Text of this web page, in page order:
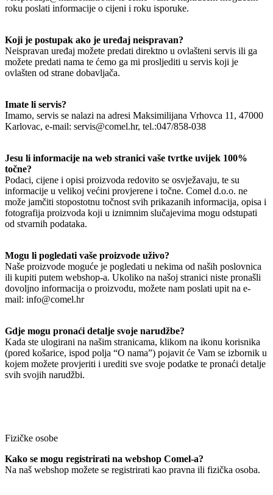
roku poslati informacije o cijeni i roku isporuke.
Koji je postupak ako je uređaj neispravan?
Neispravan uređaj možete predati direktno u ovlašteni servis ili ga
možete predati nama te ćemo ga mi prosljediti u servis koji je
ovlašten od strane dobavljača.
Imate li servis?
Imamo, servis se nalazi na adresi Maksimilijana Vrhovca 11, 47000
Karlovac, e-mail: servis@comel.hr, tel.:047/858-038
Jesu li informacije na web stranici vaše tvrtke uvijek 100%
točne?
Podaci, cijene i opisi proizvoda redovito se osvježavaju, te su
informacije u velikoj većini provjerene i točne. Comel d.o.o. ne
može jamčiti stopostotnu točnost svih prikazanih informacija, opisa i
fotografija proizvoda koji u iznimnim slučajevima mogu odstupati
od stvarnih podataka.
Mogu li pogledati vaše proizvode uživo?
Naše proizvode moguće je pogledati u nekima od naših poslovnica
ili kupiti putem webshop-a. Ukoliko na našoj stranici niste pronašli
dovoljno informacija o proizvodu, možete nam poslati upit na e-
mail: info@comel.hr
Gdje mogu pronaći detalje svoje narudžbe?
Kada ste ulogirani na našim stranicama, klikom na ikonu korisnika
(pored košarice, ispod polja “O nama”) pojavit će Vam se izbornik u
kojem možete provjeriti i urediti sve svoje podatke te pronaći detalje
svih svojih narudžbi.
Fizičke osobe
Kako se mogu registrirati na webshop Comel-a?
Na naš webshop možete se registrirati kao pravna ili fizička osoba.